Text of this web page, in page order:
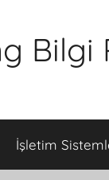
Bilgi
İşletim